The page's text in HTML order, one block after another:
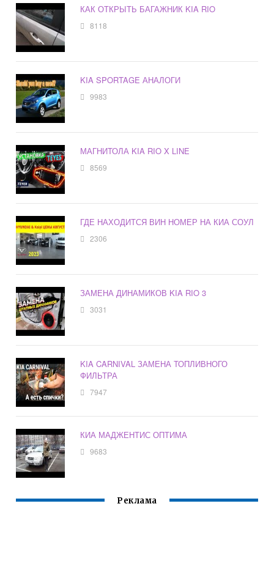
КАК ОТКРЫТЬ БАГАЖНИК KIA RIO
8118
KIA SPORTAGE АНАЛОГИ
9983
МАГНИТОЛА KIA RIO X LINE
8569
ГДЕ НАХОДИТСЯ ВИН НОМЕР НА КИА СОУЛ
2306
ЗАМЕНА ДИНАМИКОВ KIA RIO 3
3031
KIA CARNIVAL ЗАМЕНА ТОПЛИВНОГО
ФИЛЬТРА
7947
КИА МАДЖЕНТИС ОПТИМА
9683
Реклама